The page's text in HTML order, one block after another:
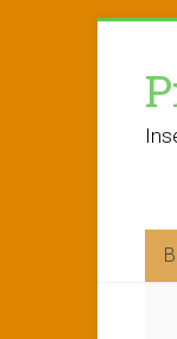
content